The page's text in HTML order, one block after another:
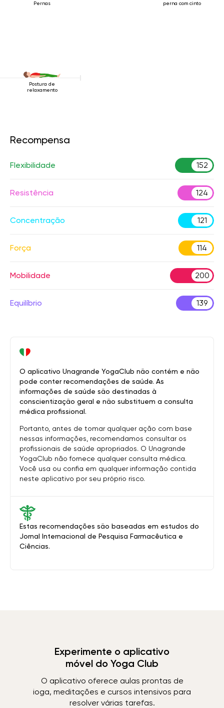
Pernas perna com cinto
Postura de
relaxamento
Recompensa
Flexibilidade 152
Resistência 124
Concentração 121
Força 114
Mobilidade 200
Equilíbrio 139
Estas recomendações são baseadas em estudos do
Jornal Internacional de Pesquisa Farmacêutica e
Ciências.
O aplicativo Unagrande YogaClub não contém e não
pode conter recomendações de saúde. As
informações de saúde são destinadas à
conscientização geral e não substituem a consulta
médica profissional.
Portanto, antes de tomar qualquer ação com base
nessas informações, recomendamos consultar os
profissionais de saúde apropriados. O Unagrande
YogaClub não fornece qualquer consulta médica.
Você usa ou confia em qualquer informação contida
neste aplicativo por seu próprio risco.
Experimente o aplicativo
móvel do Yoga Club
O aplicativo oferece aulas prontas de
ioga, meditações e cursos intensivos para
resolver várias tarefas.